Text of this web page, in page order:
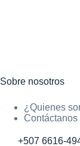
Sobre nosotros
¿Quienes
Contáctanos
+507 6616-